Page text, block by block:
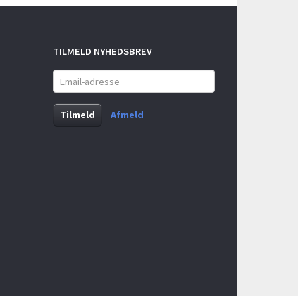
TILMELD NYHEDSBREV
Email-
adresse
Tilmeld
Afmeld